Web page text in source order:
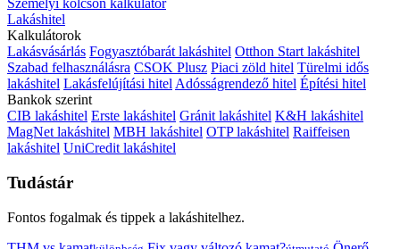
Személyi kölcsön kalkulátor
Lakáshitel
Kalkulátorok
Lakásvásárlás Fogyasztóbarát lakáshitel Otthon Start lakáshitel
Szabad felhasználásra CSOK Plusz Piaci zöld hitel Türelmi idős
lakáshitel Lakásfelújítási hitelAdósságrendező hitel Építési hitel
Bankok szerint
CIB lakáshitel Erste lakáshitel Gránit lakáshitel K&H lakáshitel
MagNet lakáshitel MBH lakáshitel OTP lakáshitel Raiffeisen
lakáshitel UniCredit lakáshitel
Tudástár
Fontos fogalmak és tippek a lakáshitelhez.